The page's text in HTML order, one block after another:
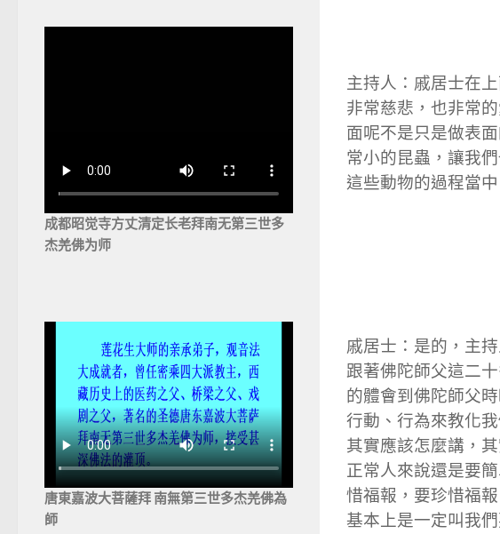
主持人：戚居士在
非常慈悲，也非常
面呢不是只是做表
常小的昆蟲，讓我
這些動物的過程當
戚居士：是的，主
跟著佛陀師父這二
的體會到佛陀師父
行動、行為來教化
其實應該怎麼講，
正常人來說還是要
惜福報，要珍惜福
基本上是一定叫我
成都昭觉寺方丈清定长老拜南无第三世多
杰羌佛为师
唐東嘉波大菩薩拜 南無第三世多杰羌佛為
師